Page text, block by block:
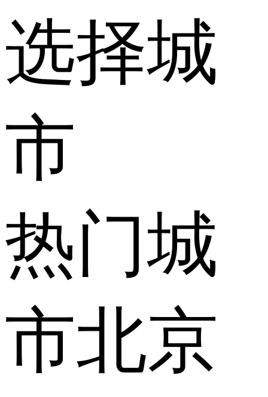
选择城
市
热门城
市北京